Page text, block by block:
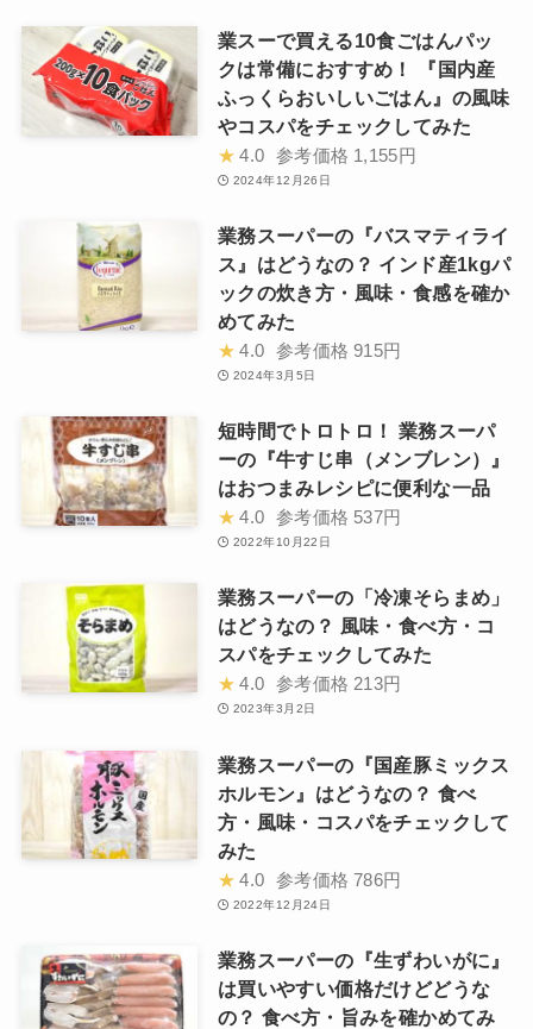
業スーで買える10食ごはんパッ
クは常備におすすめ！ 『国内産
ふっくらおいしいごはん』の風味
やコスパをチェックしてみた
★ 4.0 参考価格 1,155円
2024年12月26日
業務スーパーの『バスマティライ
ス』はどうなの？ インド産1kgパ
ックの炊き方・風味・食感を確か
めてみた
★ 4.0 参考価格 915円
2024年3月5日
短時間でトロトロ！ 業務スーパ
ーの『牛すじ串（メンブレン）』
はおつまみレシピに便利な一品
★ 4.0 参考価格 537円
2022年10月22日
業務スーパーの「冷凍そらまめ」
はどうなの？ 風味・食べ方・コ
スパをチェックしてみた
★ 4.0 参考価格 213円
2023年3月2日
業務スーパーの『国産豚ミックス
ホルモン』はどうなの？ 食べ
方・風味・コスパをチェックして
みた
★ 4.0 参考価格 786円
2022年12月24日
業務スーパーの『生ずわいがに』
は買いやすい価格だけどどうな
の？ 食べ方・旨みを確かめてみ